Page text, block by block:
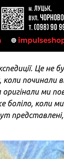
Це не
починали
оригінали ми
коли ми